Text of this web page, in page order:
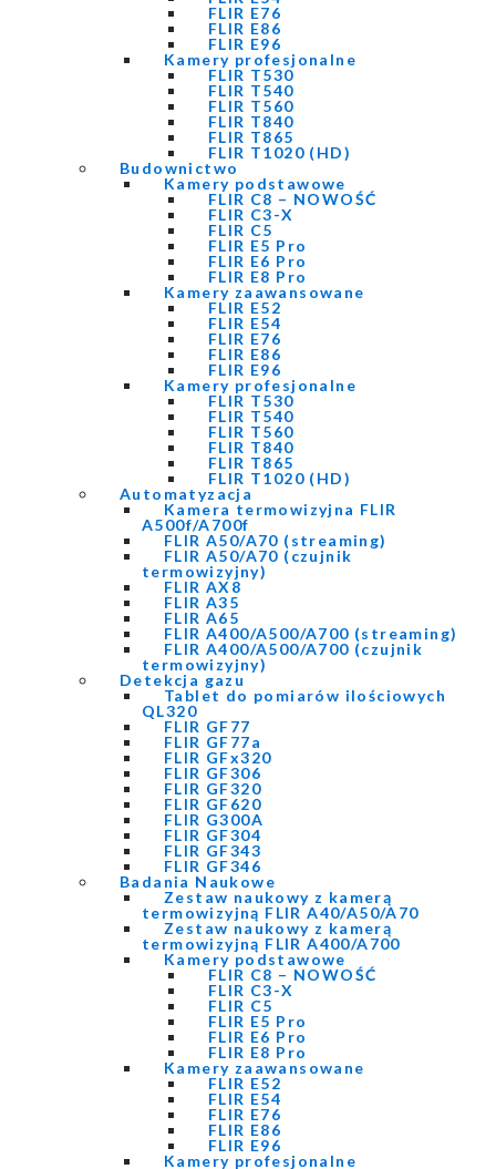
FLIR E76
FLIR E86
FLIR E96
Kamery profesjonalne
FLIR T530
FLIR T540
FLIR T560
FLIR T840
FLIR T865
FLIR T1020 (HD)
Budownictwo
Kamery podstawowe
FLIR C8 – NOWOŚĆ
FLIR C3-X
FLIR C5
FLIR E5 Pro
FLIR E6 Pro
FLIR E8 Pro
Kamery zaawansowane
FLIR E52
FLIR E54
FLIR E76
FLIR E86
FLIR E96
Kamery profesjonalne
FLIR T530
FLIR T540
FLIR T560
FLIR T840
FLIR T865
FLIR T1020 (HD)
Automatyzacja
Kamera termowizyjna FLIR
A500f/A700f
FLIR A50/A70 (streaming)
FLIR A50/A70 (czujnik
termowizyjny)
FLIR AX8
FLIR A35
FLIR A65
FLIR A400/A500/A700 (streaming)
FLIR A400/A500/A700 (czujnik
termowizyjny)
Detekcja gazu
Tablet do pomiarów ilościowych
QL320
FLIR GF77
FLIR GF77a
FLIR GFx320
FLIR GF306
FLIR GF320
FLIR GF620
FLIR G300A
FLIR GF304
FLIR GF343
FLIR GF346
Badania Naukowe
Zestaw naukowy z kamerą
termowizyjną FLIR A40/A50/A70
Zestaw naukowy z kamerą
termowizyjną FLIR A400/A700
Kamery podstawowe
FLIR C8 – NOWOŚĆ
FLIR C3-X
FLIR C5
FLIR E5 Pro
FLIR E6 Pro
FLIR E8 Pro
Kamery zaawansowane
FLIR E52
FLIR E54
FLIR E76
FLIR E86
FLIR E96
Kamery profesjonalne